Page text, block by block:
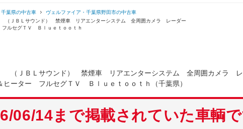
葉県の中古車
ヴェルファイア・千葉県野田市の中古車
（ＪＢＬサウンド） 禁煙車 リアエンターシステム 全周囲カメラ レーダー
ルセグＴＶ Ｂｌｕｅｔｏｏｔｈ
（ＪＢＬサウンド） 禁煙車 リアエンターシステム 全周囲カメラ
ーター フルセグＴＶ Ｂｌｕｅｔｏｏｔｈ（千葉県）
06/14まで掲載されていた車輌